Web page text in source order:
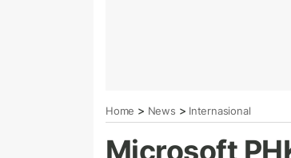
Home > News > Internasional
Microsoft